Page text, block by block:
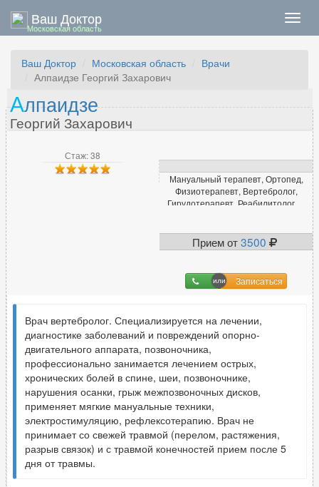
Ваш Доктор
Московская область
Ваш Доктор Московская область
Врачи
Алпаидзе Георгий Захарович
Стаж: 38
Мануальный терапевт, Ортопед,
Физиотерапевт, Вертебролог,
Гирудотерапевт, Реабилитолог, ...
Прием от3500
Записаться
Алпаидзе
Георгий Захарович
Врач вертебролог. Специализируется на лечении,
диагностике заболеваний и повреждений опорно-
двигательного аппарата, позвоночника,
профессионально занимается лечением острых,
хронических болей в спине, шеи, позвоночнике,
нарушения осанки, грыж межпозвоночных дисков,
применяет мягкие мануальные техники,
электростимуляцию, рефлексотерапию. Врач не
принимает со свежей травмой (перелом, растяжения,
разрыв связок) и с травмой конечностей прием после 5
дня от травмы.